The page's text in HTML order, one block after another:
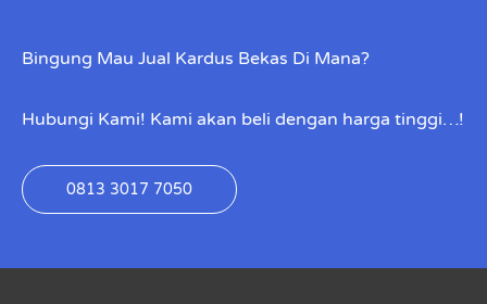
Bingung Mau Jual Kardus Bekas Di Mana?
Hubungi Kami! Kami akan beli dengan harga tinggi…!
0813 3017 7050